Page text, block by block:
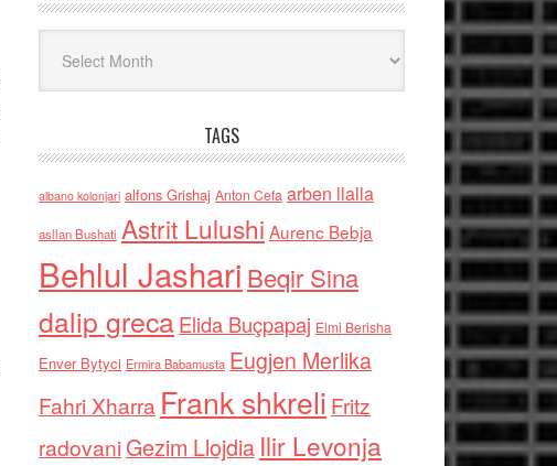
TAGS
albano kolonjari alfons Grishaj Anton Cefa arben llalla
asllan Bushati Astrit Lulushi Aurenc Bebja
Behlul Jashari Beqir Sina
dalip grecaElida Buçpapaj Elmi Berisha
Enver Bytyci Ermira Babamusta Eugjen Merlika
Fahri Xharra Frank shkreli Fritz
radovaniGezim Llojdia Ilir Levonja